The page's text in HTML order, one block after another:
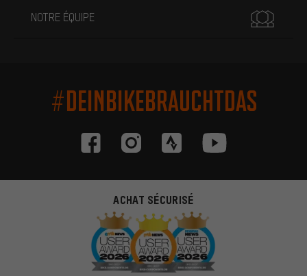
NOTRE ÉQUIPE
#DEINBIKEBRAUCHTDAS
ACHAT SÉCURISÉ